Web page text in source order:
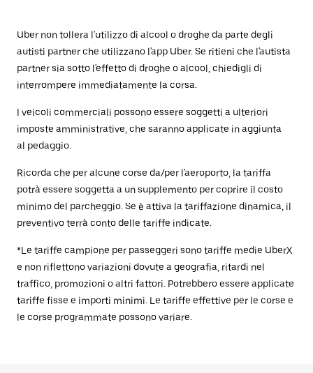
Uber non tollera l'utilizzo di alcool o droghe da parte degli
autisti partner che utilizzano l'app Uber. Se ritieni che l'autista
partner sia sotto l'effetto di droghe o alcool, chiedigli di
interrompere immediatamente la corsa.
I veicoli commerciali possono essere soggetti a ulteriori
imposte amministrative, che saranno applicate in aggiunta
al pedaggio.
Ricorda che per alcune corse da/per l'aeroporto, la tariffa
potrà essere soggetta a un supplemento per coprire il costo
minimo del parcheggio. Se è attiva la tariffazione dinamica, il
preventivo terrà conto delle tariffe indicate.
*Le tariffe campione per passeggeri sono tariffe medie UberX
e non riflettono variazioni dovute a geografia, ritardi nel
traffico, promozioni o altri fattori. Potrebbero essere applicate
tariffe fisse e importi minimi. Le tariffe effettive per le corse e
le corse programmate possono variare.